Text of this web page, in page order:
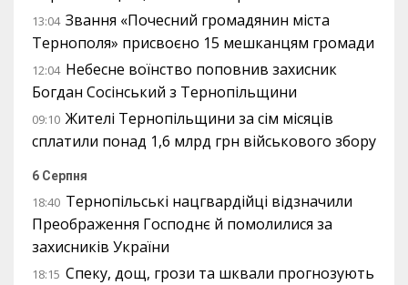
13:04 Звання «Почесний громадянин міста
Тернополя» присвоєно 15 мешканцям громади
12:04 Небесне воїнство поповнив захисник
Богдан Сосінський з Тернопільщини
09:10 Жителі Тернопільщини за сім місяців
сплатили понад 1,6 млрд грн військового збору
6 Серпня
18:40 Тернопільські нацгвардійці відзначили
Преображення Господнє й помолилися за
захисників України
18:15 Спеку, дощ, грози та шквали прогнозують